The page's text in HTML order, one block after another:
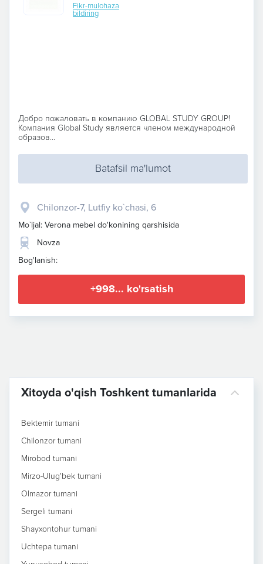
Fikr-mulohaza
bildiring
Добро пожаловать в компанию GLOBAL STUDY GROUP!
Компания Global Study является членом международной
образов...
Batafsil ma'lumot
Chilonzor-7, Lutfiy ko`chasi, 6
Mo`ljal: Verona mebel do'konining qarshisida
Novza
Bog'lanish:
+998... ko'rsatish
Xitoyda o'qish Toshkent tumanlarida
Bektemir tumani
Chilonzor tumani
Mirobod tumani
Mirzo-Ulug'bek tumani
Olmazor tumani
Sergeli tumani
Shayxontohur tumani
Uchtepa tumani